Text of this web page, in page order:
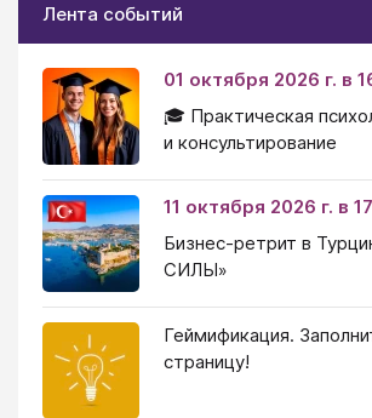
Лента событий
01 октября 2026 г. в
🎓 Практическая
и консультирование
11 октября 2026 г. в
Бизнес-ретрит в
СИЛЫ»
Геймификация.
страницу!